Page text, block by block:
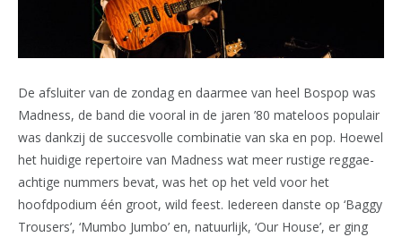
De afsluiter van de zondag en daarmee van heel Bospop was
Madness, de band die vooral in de jaren ’80 mateloos populair
was dankzij de succesvolle combinatie van ska en pop. Hoewel
het huidige repertoire van Madness wat meer rustige reggae-
achtige nummers bevat, was het op het veld voor het
hoofdpodium één groot, wild feest. Iedereen danste op ‘Baggy
Trousers’, ‘Mumbo Jumbo’ en, natuurlijk, ‘Our House’, er ging